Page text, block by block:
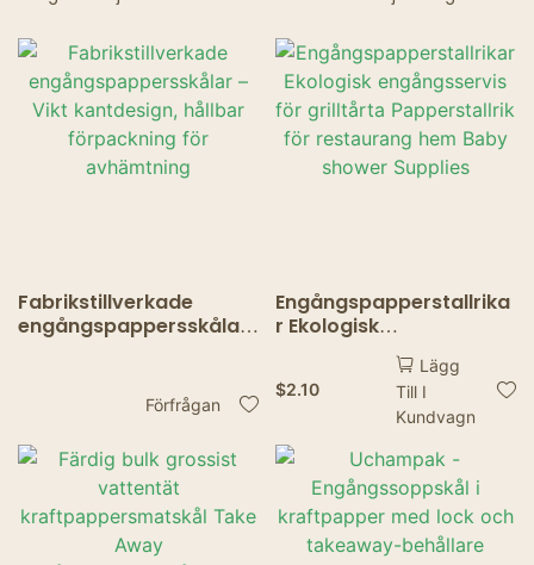
Fabrikstillverkade
engångspappersskålar
Förfrågan
Engångspapperstallrika
r Ekologisk
engångsservis för
grilltårta Papperstallrik
för restaurang hem
Baby shower Supplies
$2.10
Lägg
Till I
Kundvagn